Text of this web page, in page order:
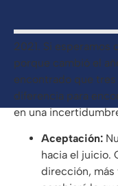
2021. Si esperamos
porque cambió el
encontrado que
diferencia para
en una
Aceptación:
hacia el juicio.
dirección,